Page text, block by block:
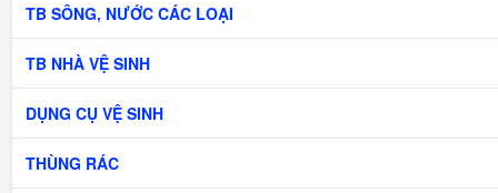
TB SÔNG, NƯỚC CÁC LOẠI
TB NHÀ VỆ SINH
DỤNG CỤ VỆ SINH
THÙNG RÁC